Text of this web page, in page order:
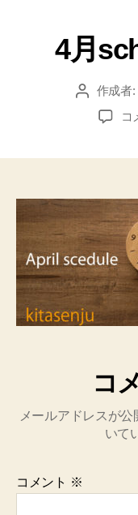
4月
作成者:
コ
コ
メールアドレスが公
いて
コメント ※